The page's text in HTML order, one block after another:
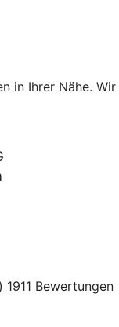
in Ihrer Nähe. Wir
1911 Bewertungen